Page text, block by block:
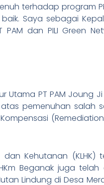
terhadap program
Saya sebagai
dan PILI Green
PT PAM Joung
atas pemenuhan salah
Kehutanan (KLHK)
Beganak juga
Lindung di Desa